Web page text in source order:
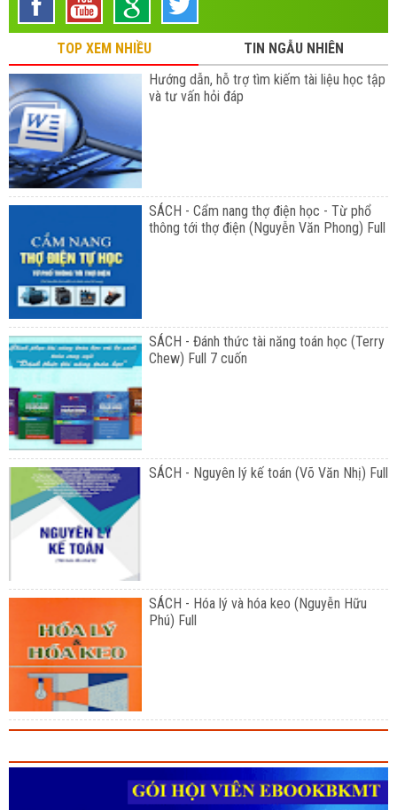
TOP XEM NHIỀU
TIN NGẪU NHIÊN
Hướng dẫn, hỗ trợ tìm kiếm tài liệu học tập
và tư vấn hỏi đáp
SÁCH - Cẩm nang thợ điện học - Từ phổ
thông tới thợ điện (Nguyễn Văn Phong) Full
SÁCH - Đánh thức tài năng toán học (Terry
Chew) Full 7 cuốn
SÁCH - Nguyên lý kế toán (Võ Văn Nhị) Full
SÁCH - Hóa lý và hóa keo (Nguyễn Hữu
Phú) Full